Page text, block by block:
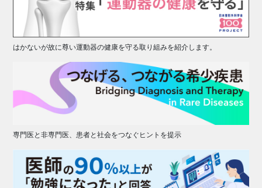
はかないが故に尊い運動器の健康を守る取り組みを紹介します。
専門医と非専門医、患者と社会をつなぐヒントを提示